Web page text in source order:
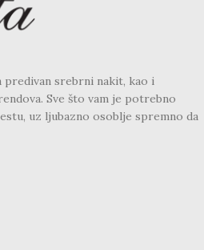
srebrni nakit, kao i
Sve što vam je potrebno
uz ljubazno osoblje spremno da